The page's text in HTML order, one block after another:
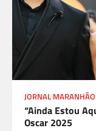
JORNAL MARANHÃO
“Ainda Estou
Oscar 2025